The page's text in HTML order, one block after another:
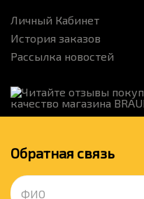
Личный Кабинет
История заказов
Рассылка новостей
Обратная связь